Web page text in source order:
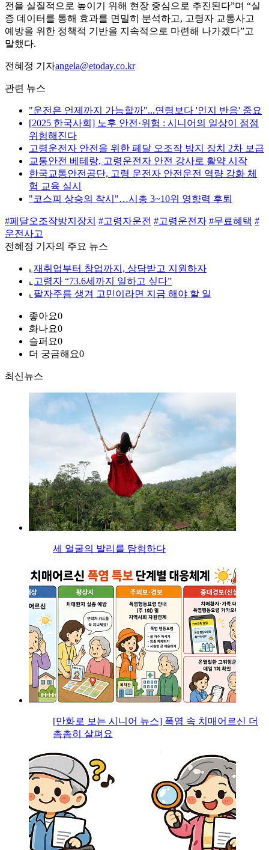
전을 실질적으로 높이기 위해 현장 중심으로 추진된다”며 “실
증 데이터를 통해 효과를 면밀히 분석하고, 고령자 교통사고
예방을 위한 정책적 기반을 지속적으로 마련해 나가겠다”고
말했다.
전혜정 기자angela@etoday.co.kr
관련 뉴스
"운전은 언제까지 가능할까"...연령보다 '인지 반응' 중요
[2025 한국사회] 노후 안전·위험 : 시니어의 일상이 점점
위험해진다
고령운전자 안전을 위한 페달 오조작 방지 장치 2차 보급
교통안전 베테랑, 고령운전자 안전 강사로 활약 시작
한국교통안전공단, 고령 운전자 안전운전 역량 강화 체
험 교육 실시
"코스피 상승의 착시"…시총 3~10위 영향력 후퇴
#페달오조작방지장치 #고령자운전 #고령운전자 #무료혜택 #
운전사고
전혜정 기자의 주요 뉴스
⌞ 재취업부터 창업까지, 상담받고 지원하자
⌞ 고령자 “73.6세까지 일하고 싶다”
⌞ 팔자주름 생겨 고민이라면 지금 해야 할 일
좋아요0
화나요0
슬퍼요0
더 궁금해요0
최신뉴스
세 얼굴의 발리를 탐험하다
[만화로 보는 시니어 뉴스] 폭염 속 치매어르신 더
촘촘히 살펴요